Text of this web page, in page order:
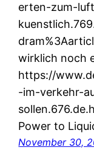
erten-zum-
wirklich noch
https://
-im-verkehr-
Power to
November 30,